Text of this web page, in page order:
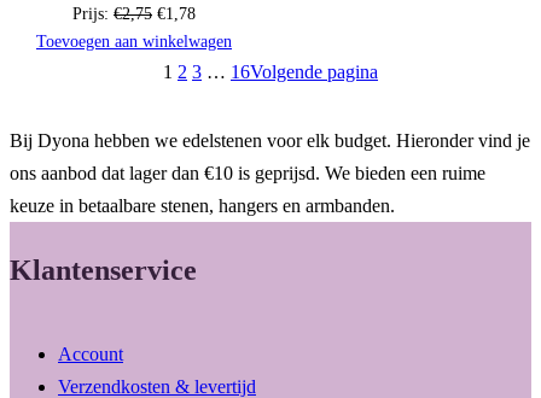
uitverkoop
Prijs: €2,75 Oorspronkelijke
prijs
was:
€1,78Huidige
prijs
is:
Toevoegen aan winkelwagen
1 2 3 … 16Volgende pagina
Bij Dyona hebben we edelstenen voor elk budget. Hieronder vind je
ons aanbod dat lager dan €10 is geprijsd. We bieden een ruime
keuze in betaalbare stenen, hangers en armbanden.
Klantenservice
Account
Verzendkosten & levertijd